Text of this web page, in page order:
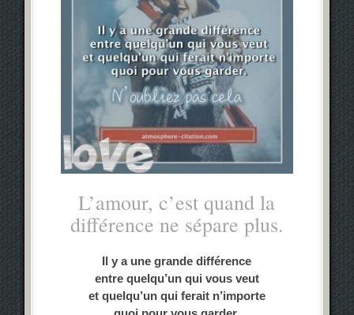
L’amour, c’est quand la
différence ne sépare plus.
Il y a une grande différence
entre quelqu’un qui vous veut
et quelqu’un qui ferait n’importe